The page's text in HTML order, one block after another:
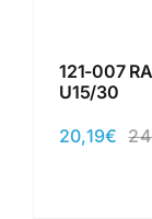
121-007
U15/30
20,19€